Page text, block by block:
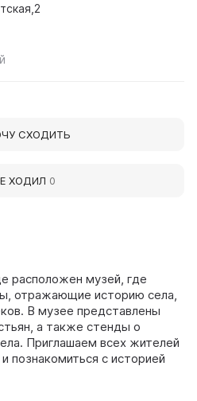
расположен музей, где
отражающие историю села,
В музее представлены
а также стенды о
Приглашаем всех жителей
познакомиться с историей
СХОДИТЬ
ХОДИЛ 0